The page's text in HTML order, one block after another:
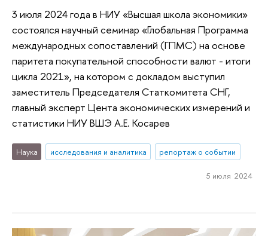
3 июля 2024 года в НИУ «Высшая школа экономики»
состоялся научный семинар «Глобальная Программа
международных сопоставлений (ГПМС) на основе
паритета покупательной способности валют - итоги
цикла 2021», на котором с докладом выступил
заместитель Председателя Статкомитета СНГ,
главный эксперт Цента экономических измерений и
статистики НИУ ВШЭ А.Е. Косарев
Наука исследования и аналитика репортаж о событии
5 июля 2024